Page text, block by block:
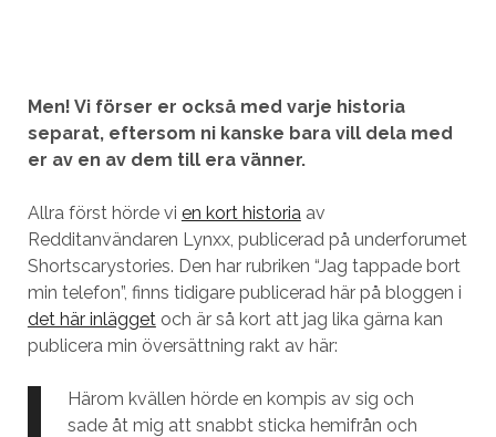
Men! Vi förser er också med varje historia
separat, eftersom ni kanske bara vill dela med
er av en av dem till era vänner.
Allra först hörde vi en kort historiaav
Redditanvändaren Lynxx, publicerad på underforumet
Shortscarystories. Den har rubriken “Jag tappade bort
min telefon”, finns tidigare publicerad här på bloggen i
det här inläggetoch är så kort att jag lika gärna kan
publicera min översättning rakt av här:
Härom kvällen hörde en kompis av sig och
sade åt mig att snabbt sticka hemifrån och